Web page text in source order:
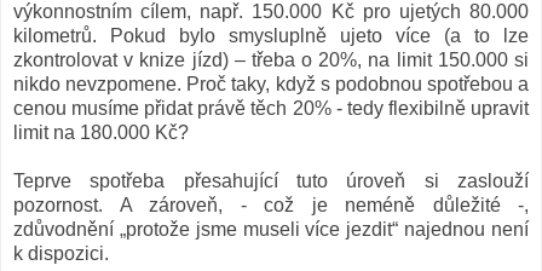
výkonnostním cílem, např. 150.000 Kč pro ujetých 80.000
kilometrů. Pokud bylo smysluplně ujeto více (a to lze
zkontrolovat v knize jízd) – třeba o 20%, na limit 150.000 si
nikdo nevzpomene. Proč taky, když s podobnou spotřebou a
cenou musíme přidat právě těch 20% - tedy flexibilně upravit
limit na 180.000 Kč?
Teprve spotřeba přesahující tuto úroveň si zaslouží
pozornost. A zároveň, - což je neméně důležité -,
zdůvodnění „protože jsme museli více jezdit“ najednou není
k dispozici.